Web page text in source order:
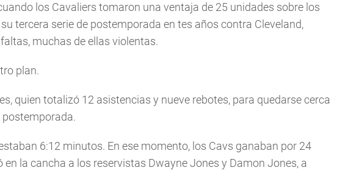
los Cavaliers tomaron una ventaja de 25 unidades sobre los
tercera serie de postemporada en tes años contra Cleveland,
muchas de ellas violentas.
plan.
quien totalizó 12 asistencias y nueve rebotes, para quedarse cerca
postemporada.
6:12 minutos. En ese momento, los Cavs ganaban por 24
la cancha a los reservistas Dwayne Jones y Damon Jones, a